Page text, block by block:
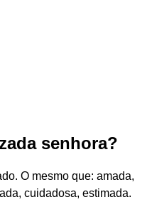
senhora?
O mesmo que: amada,
cuidadosa, estimada.